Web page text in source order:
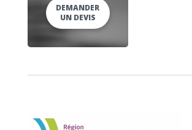
DEMANDER
UN DEVIS